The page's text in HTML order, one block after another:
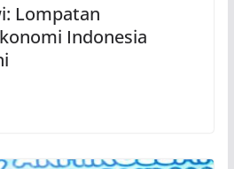
Lompatan
Indonesia